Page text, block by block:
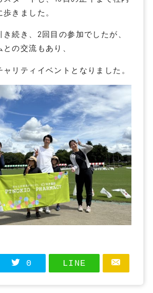
きました。
続き、2回目の参加でしたが、
の交流もあり、
リティイベントとなりました。
0 LINE